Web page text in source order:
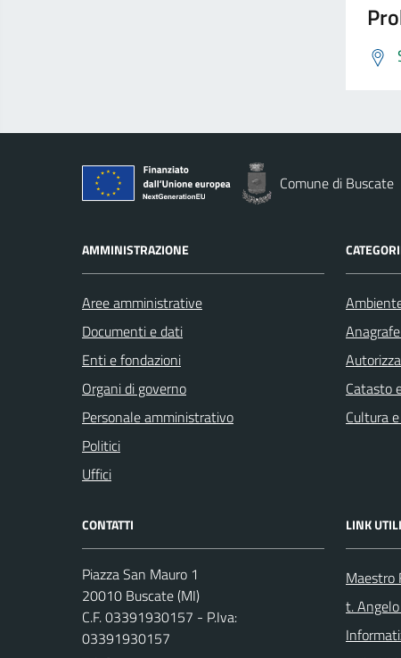
Comune di Buscate
AMMINISTRAZIONE
Aree amministrative
Documenti e dati
Enti e fondazioni
Organi di governo
Personale amministrativo
Politici
Uffici
Catasto
Cultura
CONTATTI
Piazza San Mauro 1
20010 Buscate (MI)
C.F. 03391930157 - P.Iva:
03391930157
LINK UTILI
Maestro
t.